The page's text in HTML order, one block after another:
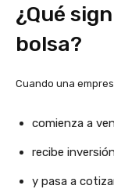
¿Qué
bolsa?
Cuando una
comienza a
recibe
y pasa a